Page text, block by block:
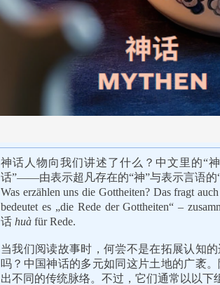
神话人物向我们讲述了什么？中文里的“
话”——由表示超凡存在的“神”与表示言语的“
Was erzählen uns die Gottheiten? Das fragt
bedeutet es „die Rede der Gottheiten“ –
话 huà für Rede.
当我们阅读故事时，何尝不是在拓展认知
吗？中国神话的多元如同这片土地的广袤
出不同的传统脉络。不过，它们通常以以